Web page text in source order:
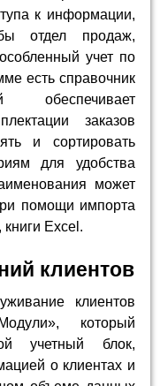
к информации,
отдел продаж,
учет по
есть справочник
обеспечивает
заказов
и сортировать
для удобства
может
помощи импорта
книги Excel.
клиентов
клиентов
который
учетный блок,
о клиентах и